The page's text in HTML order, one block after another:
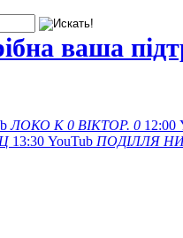
ваша
ЛОКО К 0 ВІКТОР. 0 12:00
13:30 YouTub ПОДІЛЛЯ